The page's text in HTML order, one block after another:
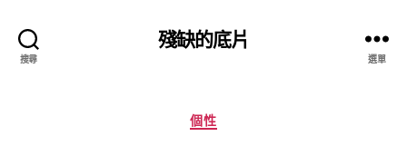
搜尋
殘缺的底片
選單
分
類
個性